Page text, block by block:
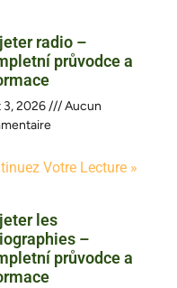
radio –
průvodce a
3, 2026
Aucun
Votre Lecture »
les
–
průvodce a